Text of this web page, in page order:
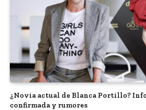
¿Novia actual de Blanca Portillo?
confirmada y rumores